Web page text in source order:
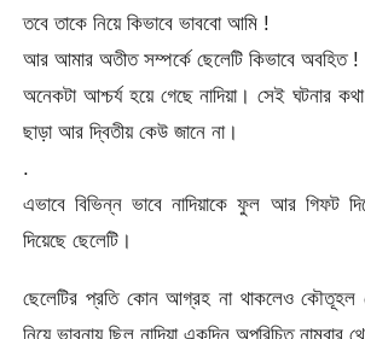
তবে তাকে নিয়ে কিভাবে ভাববো আমি !
আর আমার অতীত সম্পর্কে ছেলেটি কিভাবে অবহিত !
অনেকটা আশ্চর্য হয়ে গেছে নাদিয়া। সেই ঘটনার
ছাড়া আর দ্বিতীয় কেউ জানে না।
.
এভাবে বিভিন্ন ভাবে নাদিয়াকে ফুল আর গিফট
দিয়েছে ছেলেটি।
ছেলেটির প্রতি কোন আগ্রহ না থাকলেও
নিয়ে ভাবনায় ছিল নাদিয়া একদিন অপরিচিত